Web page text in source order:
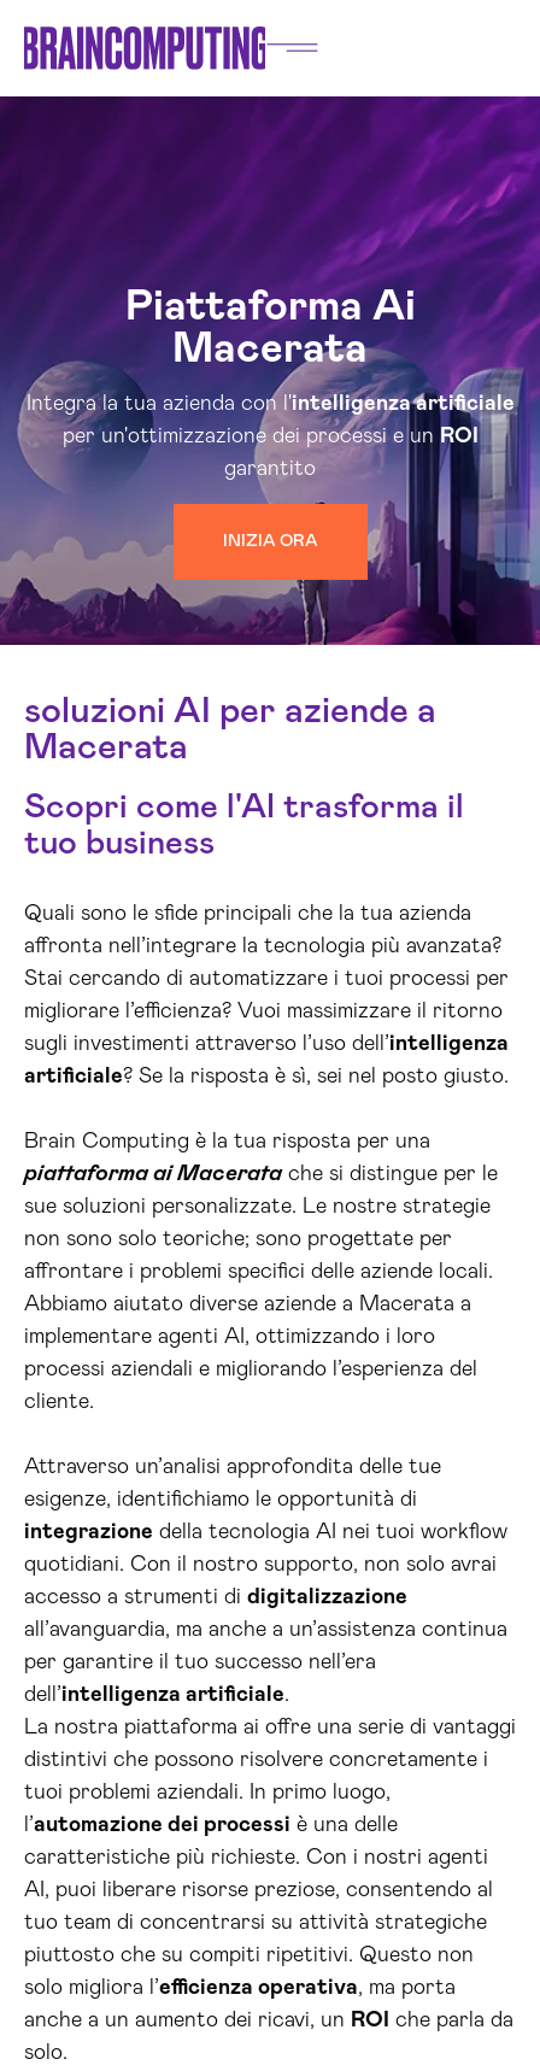
Piattaforma Ai
Macerata
Integra la tua azienda con l'intelligenza artificiale
per un'ottimizzazione dei processi e un ROI
garantito
INIZIA ORA
soluzioni AI per aziende a
Macerata
Scopri come l'AI trasforma il
tuo business
Quali sono le sfide principali che la tua azienda
affronta nell’integrare la tecnologia più avanzata?
Stai cercando di automatizzare i tuoi processi per
migliorare l’efficienza? Vuoi massimizzare il ritorno
sugli investimenti attraverso l’uso dell’intelligenza
artificiale? Se la risposta è sì, sei nel posto giusto.
Brain Computing è la tua risposta per una
piattaforma ai Maceratache si distingue per le
sue soluzioni personalizzate. Le nostre strategie
non sono solo teoriche; sono progettate per
affrontare i problemi specifici delle aziende locali.
Abbiamo aiutato diverse aziende a Macerata a
implementare agenti AI, ottimizzando i loro
processi aziendali e migliorando l’esperienza del
cliente.
Attraverso un’analisi approfondita delle tue
esigenze, identifichiamo le opportunità di
integrazione della tecnologia AI nei tuoi workflow
quotidiani. Con il nostro supporto, non solo avrai
accesso a strumenti di digitalizzazione
all’avanguardia, ma anche a un’assistenza continua
per garantire il tuo successo nell’era
dell’intelligenza artificiale.
La nostra piattaforma ai offre una serie di vantaggi
distintivi che possono risolvere concretamente i
tuoi problemi aziendali. In primo luogo,
l’automazione dei processi è una delle
caratteristiche più richieste. Con i nostri agenti
AI, puoi liberare risorse preziose, consentendo al
tuo team di concentrarsi su attività strategiche
piuttosto che su compiti ripetitivi. Questo non
solo migliora l’efficienza operativa, ma porta
anche a un aumento dei ricavi, un ROI
che parla da
solo.